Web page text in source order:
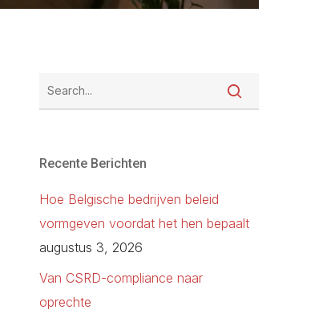
Recente Berichten
Hoe Belgische bedrijven beleid
vormgeven voordat het hen bepaalt
augustus 3, 2026
Van CSRD-compliance naar
oprechte